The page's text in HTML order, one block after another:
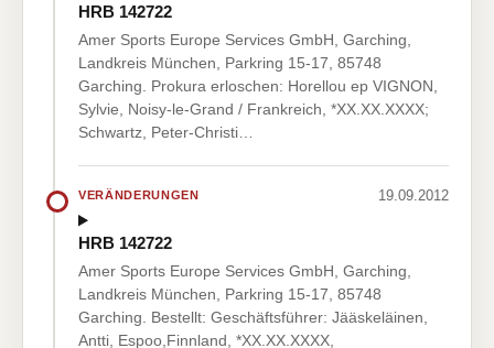
HRB 142722
Amer Sports Europe Services GmbH, Garching,
Landkreis München, Parkring 15-17, 85748
Garching. Prokura erloschen: Horellou ep VIGNON,
Sylvie, Noisy-le-Grand / Frankreich, *XX.XX.XXXX;
Schwartz, Peter-Christi…
VERÄNDERUNGEN 19.09.2012
HRB 142722
Amer Sports Europe Services GmbH, Garching,
Landkreis München, Parkring 15-17, 85748
Garching. Bestellt: Geschäftsführer: Jääskeläinen,
Antti, Espoo,Finnland, *XX.XX.XXXX,